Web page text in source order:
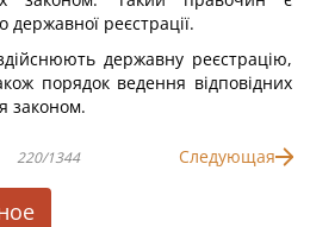
реєстрації.
державну реєстрацію,
порядок ведення відповідних
законом.
220/1344 Следующая